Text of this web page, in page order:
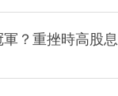
？重挫時高股息